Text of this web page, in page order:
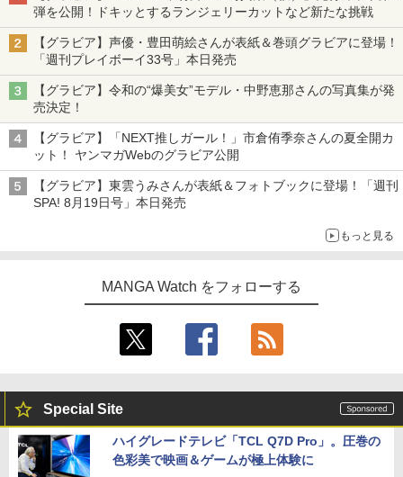
弾を公開！ドキッとするランジェリーカットなど新たな挑戦
【グラビア】声優・豊田萌絵さんが表紙＆巻頭グラビアに登場！
「週刊プレイボーイ33号」本日発売
【グラビア】令和の“爆美女”モデル・中野恵那さんの写真集が発
売決定！
【グラビア】「NEXT推しガール！」市倉侑季奈さんの夏全開カ
ット！ ヤンマガWebのグラビア公開
【グラビア】東雲うみさんが表紙＆フォトブックに登場！「週刊
SPA! 8月19日号」本日発売
もっと見る
MANGA Watch をフォローする
Special Site
ハイグレードテレビ「TCL Q7D Pro」。圧巻の
色彩美で映画＆ゲームが極上体験に